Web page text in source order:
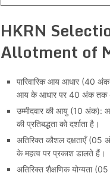
HKRN
Allotment of
पारिवारिक आय आधार (40
आय के आधार पर 40 अंक तक
उम्मीदवार की आयु (10 अंक):
की प्रतिबद्धता को दर्शाता है।
अतिरिक्त कौशल दक्षताएँ (05
के महत्व पर प्रकाश डालते हैं।
अतिरिक्त शैक्षणिक योग्यता